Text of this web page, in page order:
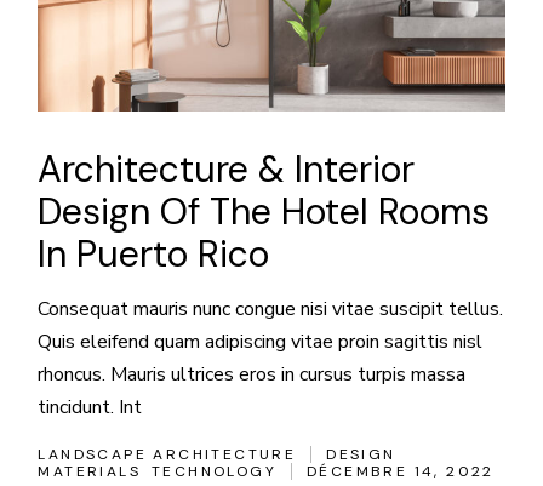
Architecture & Interior
Design Of The Hotel Rooms
In Puerto Rico
Consequat mauris nunc congue nisi vitae suscipit tellus.
Quis eleifend quam adipiscing vitae proin sagittis nisl
rhoncus. Mauris ultrices eros in cursus turpis massa
tincidunt. Int
LANDSCAPE ARCHITECTURE
DESIGN
MATERIALS
TECHNOLOGY DÉCEMBRE 14, 2022